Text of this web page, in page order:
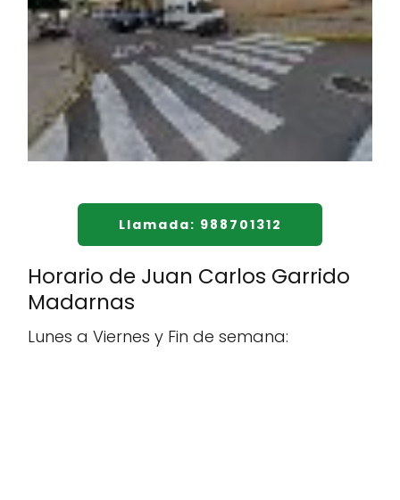
Llamada: 988701312
Horario de Juan Carlos Garrido
Madarnas
Lunes a Viernes y Fin de semana: